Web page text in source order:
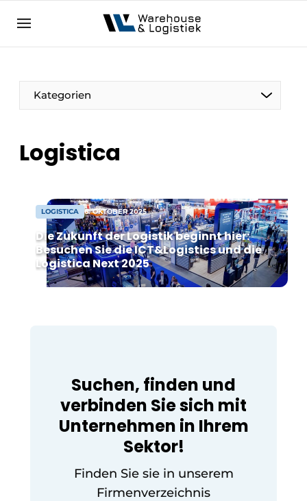
NL EN
Kategorien
Logistica
LOGISTICA 6. OKTOBER 2025
Die Zukunft der Logistik beginnt hier:
Besuchen Sie die ICT&Logistics und die
Logistica Next 2025
Suchen, finden und
verbinden Sie sich mit
Unternehmen in Ihrem
Sektor!
Finden Sie sie in unserem
Firmenverzeichnis